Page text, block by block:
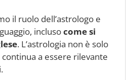
il ruolo dell’astrologo e
inclusocome si
. L’astrologia non è solo
a essere rilevante